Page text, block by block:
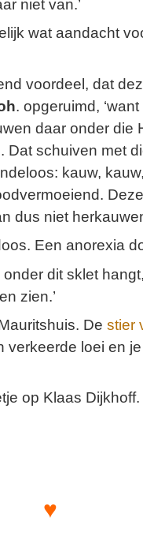
niet van.’
wat aandacht
voordeel, dat
. opgeruimd,
daar onder die
Dat schuiven met
kauw,
dus niet
Een anorexia
onder dit sklet
zien.’
De stier
verkeerde loei en
op Klaas
♥